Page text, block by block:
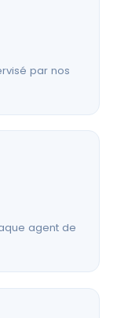
par nos
agent de